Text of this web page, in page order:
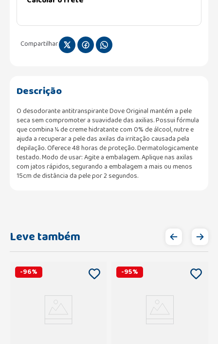
Compartilhar
Descrição
O desodorante antitranspirante Dove Original mantém a pele
seca sem compromoter a suavidade das axilias. Possui fórmula
que combina ¼ de creme hidratante com 0% de álcool, nutre e
ajuda a recuperar a pele das axilas da irritação causada pela
depilação. Oferece 48 horas de proteção. Dermatologicamente
testado. Modo de usar: Agite a embalagem. Aplique nas axilas
com jatos rápidos, segurando a embalagem a mais ou menos
15cm de distância da pele por 2 segundos.
Leve também
-96% -95%